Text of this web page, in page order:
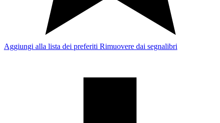
Aggiungi alla lista dei preferiti Rimuovere dai segnalibri